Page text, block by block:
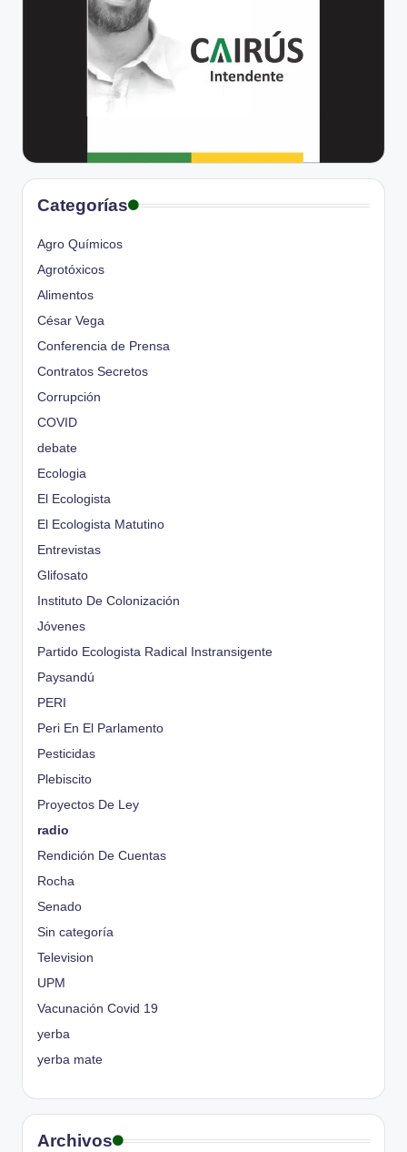
Categorías
Agro Químicos
Agrotóxicos
Alimentos
César Vega
Conferencia de Prensa
Contratos Secretos
Corrupción
COVID
debate
Ecologia
El Ecologista
El Ecologista Matutino
Entrevistas
Glifosato
Instituto De Colonización
Jóvenes
Partido Ecologista Radical Instransigente
Paysandú
PERI
Peri En El Parlamento
Pesticidas
Plebiscito
Proyectos De Ley
radio
Rendición De Cuentas
Rocha
Senado
Sin categoría
Television
UPM
Vacunación Covid 19
yerba
yerba mate
Archivos